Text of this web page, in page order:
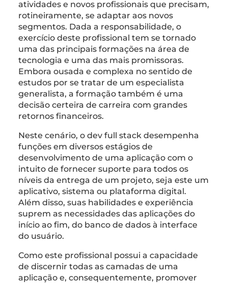
atividades e novos profissionais que precisam,
rotineiramente, se adaptar aos novos
segmentos. Dada a responsabilidade, o
exercício deste profissional tem se tornado
uma das principais formações na área de
tecnologia e uma das mais promissoras.
Embora ousada e complexa no sentido de
estudos por se tratar de um especialista
generalista, a formação também é uma
decisão certeira de carreira com grandes
retornos financeiros.
Neste cenário, o dev full stack desempenha
funções em diversos estágios de
desenvolvimento de uma aplicação com o
intuito de fornecer suporte para todos os
níveis da entrega de um projeto, seja este um
aplicativo, sistema ou plataforma digital.
Além disso, suas habilidades e experiência
suprem as necessidades das aplicações do
início ao fim, do banco de dados à interface
do usuário.
Como este profissional possui a capacidade
de discernir todas as camadas de uma
aplicação e, consequentemente, promover